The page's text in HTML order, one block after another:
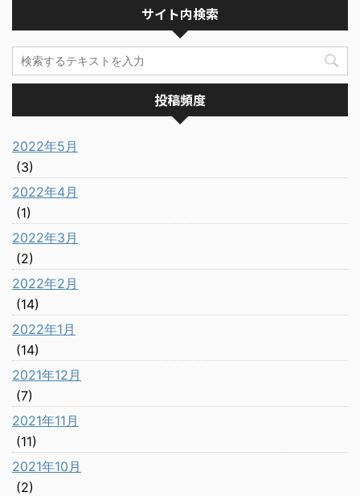
サイト内検索
投稿頻度
2022年5月
(3)
2022年4月
(1)
2022年3月
(2)
2022年2月
(14)
2022年1月
(14)
2021年12月
(7)
2021年11月
(11)
2021年10月
(2)